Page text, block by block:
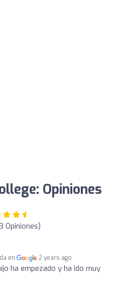
Opiniones
Opiniones)
en 2 years ago
ha empezado y ha ido muy